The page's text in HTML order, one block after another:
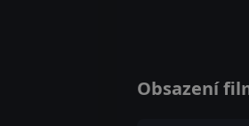
Obsazení